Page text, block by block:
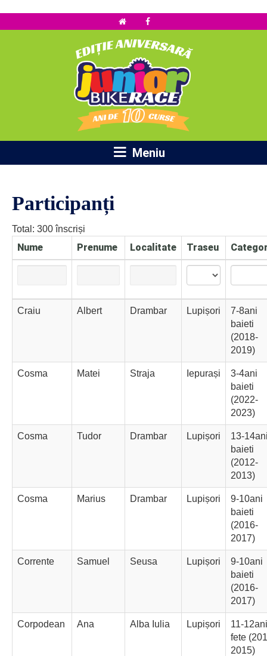

Meniu
Participanți
Total: 300 înscriși
Nume Prenume Localitate Traseu
Craiu Albert Drambar Lupișori
7-8ani
baieti
(2018-
2019)
Cosma Matei Straja Iepurași
3-4ani
baieti
(2022-
2023)
Cosma Tudor Drambar Lupișori
13-
baieti
(2012-
2013)
Cosma Marius Drambar Lupișori
9-10ani
baieti
(2016-
2017)
Corrente Samuel Seusa Lupișori
9-10ani
baieti
(2016-
2017)
Corpodean Ana Alba Iulia Lupișori
11-12ani
fete
2015)